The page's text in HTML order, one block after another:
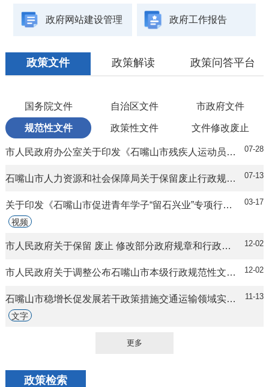
政府网站建设管理 政府工作报告
政策文件 政策解读 政策问答平台
国务院文件 自治区文件 市政府文件
规范性文件 政策性文件 文件修改废止
市人民政府办公室关于印发《石嘴山市残疾人运动员教练员参加各类体育比赛奖励办法》的通知 07-28
石嘴山市人力资源和社会保障局关于保留废止行政规范性文件的通知 07-13
关于印发《石嘴山市促进青年学子“留石兴业”专项行动实施方案》的通知
视频
03-17
市人民政府关于保留 废止 修改部分政府规章和行政规范性文件的决定 12-02
市人民政府关于调整公布石嘴山市本级行政规范性文件制定主体和合法性审核机构清单（第一批）的通知 12-02
石嘴山市稳增长促发展若干政策措施交通运输领域实施细则
文字
11-13
更多
政策检索